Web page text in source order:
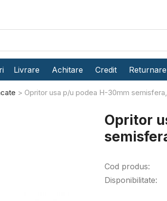
Livrare Achitare Credit
Opritor usa p/u podea H-30mm
Opritor
Cod produs:
Disponibilitate: